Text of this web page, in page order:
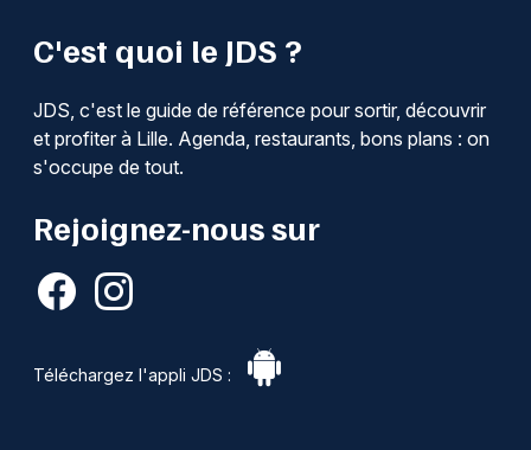
C'est quoi le JDS ?
JDS, c'est le guide de référence pour sortir, découvrir
et profiter à Lille. Agenda, restaurants, bons plans : on
s'occupe de tout.
Rejoignez-nous sur
Téléchargez l'appli JDS :